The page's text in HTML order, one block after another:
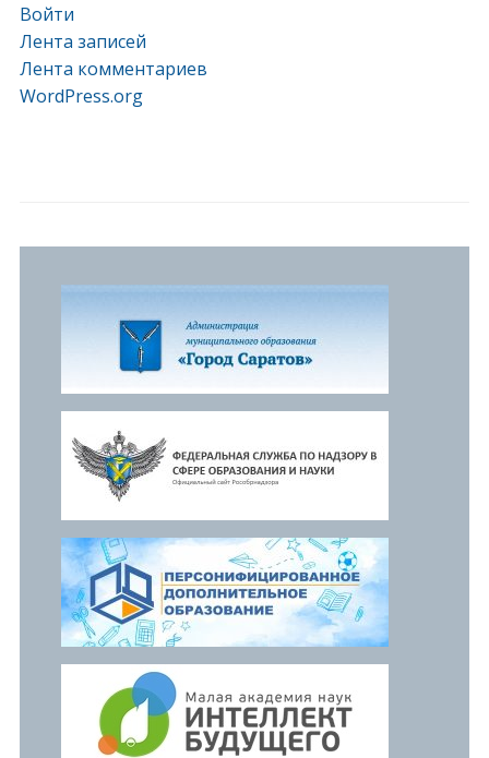
Войти
Лента записей
Лента комментариев
WordPress.org